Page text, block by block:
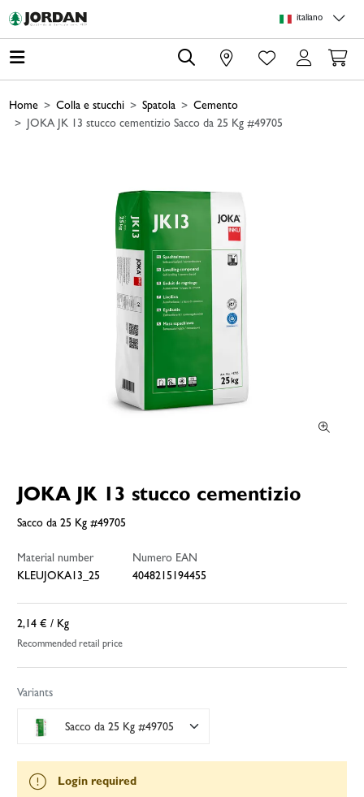
italiano
0
Home Colla e stucchi Spatola
Cemento
JOKA JK 13 stucco cementizio Sacco da 25 Kg #49705
JOKA JK 13 stucco cementizio
Sacco da 25 Kg #49705
Material number
KLEUJOKA13_25
Numero EAN
4048215194455
2,14 € / Kg
Recommended retail price
Variants
Sacco da 25 Kg #49705
Login required